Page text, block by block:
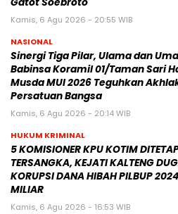
Gatot Soebroto
Kamis, 6 Agu 2026 - 20:55 WIB
NASIONAL
Sinergi Tiga Pilar, Ulama dan
Babinsa Koramil 01/Taman Sari
Musda MUI 2026 Teguhkan
Persatuan Bangsa
Kamis, 6 Agu 2026 - 20:14 WIB
HUKUM KRIMINAL
5 KOMISIONER KPU KOTIM
TERSANGKA, KEJATI KALTENG
KORUPSI DANA HIBAH PILBUP
MILIAR
Kamis, 6 Agu 2026 - 16:53 WIB